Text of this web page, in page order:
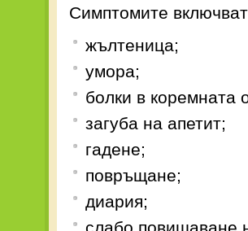
Симптомите
жълтеница;
умора;
болки в коремната
загуба на апетит;
гадене;
повръщане;
диария;